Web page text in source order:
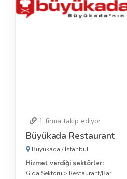
1 firma takip ediyor
Büyükada Restaurant
Büyükada /İstanbul
Hizmet verdiği sektörler:
Gıda Sektörü > Restaurant/Bar